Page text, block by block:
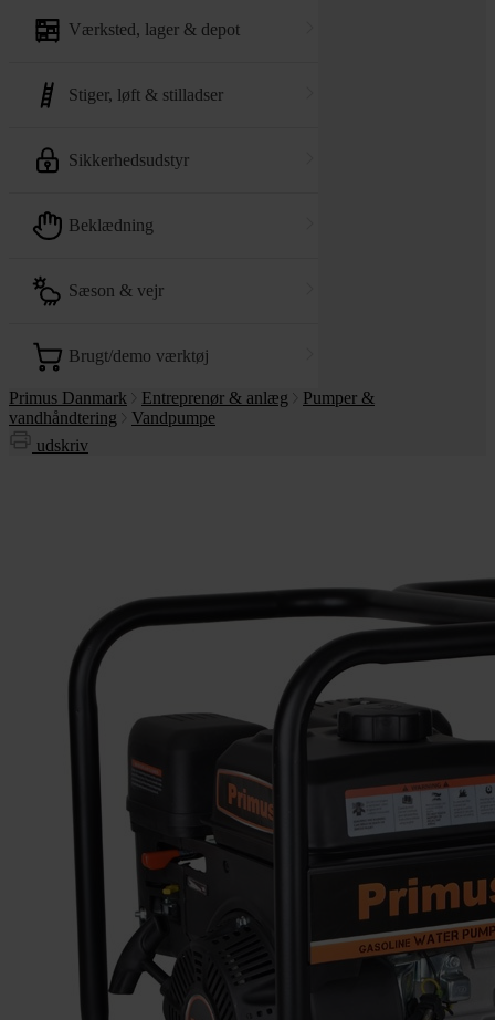
værksted, lager & depot
stiger, løft & stilladser
sikkerhedsudstyr
beklædning
sæson & vejr
brugt/demo værktøj
Primus Danmark Entreprenør & anlæg
Pumper &
vandhåndtering
Vandpumpe
udskriv